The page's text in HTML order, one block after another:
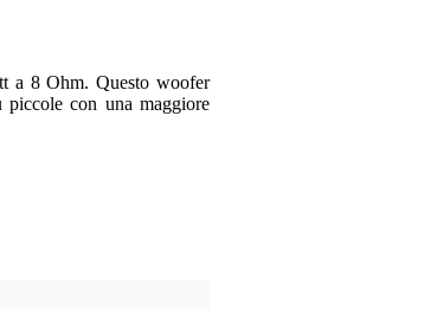
a 8 Ohm. Questo woofer
piccole con una maggiore